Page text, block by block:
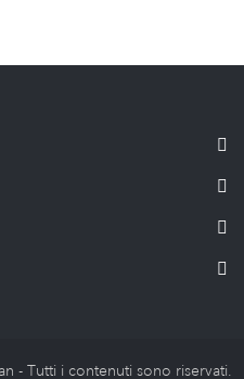
- Tutti i contenuti sono riservati.